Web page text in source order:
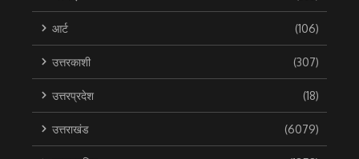
आर्ट (106)
उत्तरकाशी (307)
उत्तरप्रदेश (18)
उत्तराखंड (6079)